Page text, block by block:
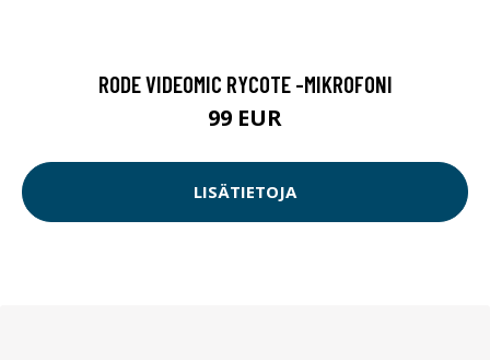
RODE VIDEOMIC RYCOTE -MIKROFONI
99 EUR
LISÄTIETOJA